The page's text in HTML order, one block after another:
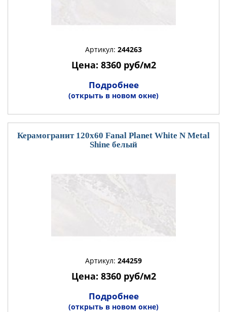
Артикул: 244263
Цена: 8360 руб/м2
Подробнее
(открыть в новом окне)
Керамогранит 120x60 Fanal Planet White N Metal
Shine белый
Артикул: 244259
Цена: 8360 руб/м2
Подробнее
(открыть в новом окне)